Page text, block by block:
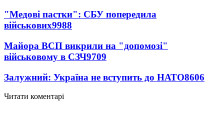
"Медові пастки": СБУ попередила
військових9988
Майора ВСП викрили на "допомозі"
військовому в СЗЧ9709
Залужний: Україна не вступить до НАТО8606
Читати коментарі